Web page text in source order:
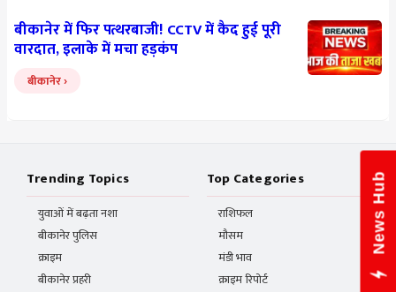
बीकानेर में फिर पत्थरबाजी! CCTV में कैद हुई पूरी
वारदात, इलाके में मचा हड़कंप
बीकानेर
Trending Topics
युवाओं में बढ़ता नशा
बीकानेर पुलिस
क्राइम
बीकानेर प्रहरी
Top Categories
राशिफल
मौसम
मंडी भाव
क्राइम रिपोर्ट
News Hub